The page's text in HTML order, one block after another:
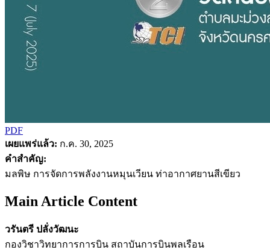
PDF
เผยแพร่แล้ว: ก.ค. 30, 2025
คำสำคัญ:
มลพิษ การจัดการพลังงานหมุนเวียน ท่าอากาศยานสีเขียว
Main Article Content
วรันตรี ปลั่งวัฒนะ
กองวิชาวิทยาการการบิน สถาบันการบินพลเรือน